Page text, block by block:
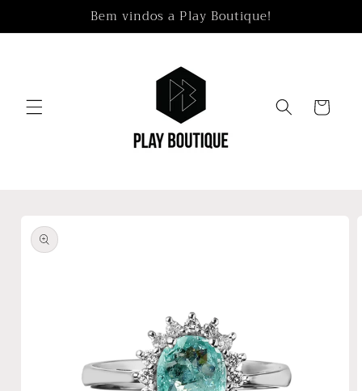
conteúdo
Bem vindos a Play Boutique!
Carrinho
informações
do produto